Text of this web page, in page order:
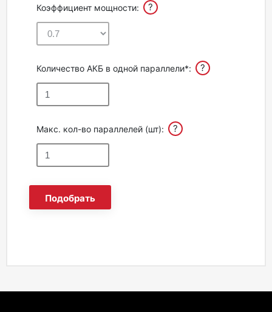
Коэффициент мощности: ?
Количество АКБ в одной параллели*: ?
Макс. кол-во параллелей (шт): ?
Подобрать